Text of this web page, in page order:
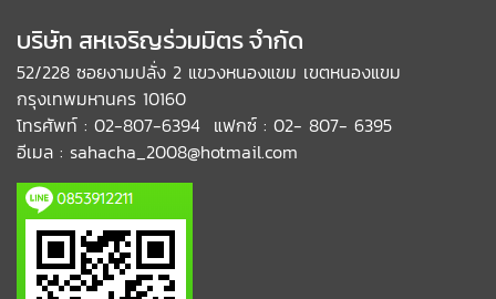
บริษัท สหเจริญร่วมมิตร จำกัด
52/228 ซอยงามปลั่ง 2 แขวงหนองแขม เขตหนองแขม
กรุงเทพมหานคร 10160
โทรศัพท์ : 02-807-6394 แฟกซ์ : 02- 807- 6395
อีเมล : sahacha_2008@hotmail.com